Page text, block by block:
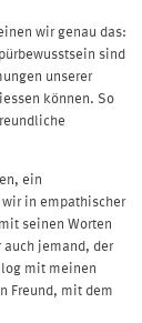
wir genau das:
sind
unserer
können. So
ein
in empathischer
seinen Worten
auch jemand, der
mit meinen
Freund, mit dem